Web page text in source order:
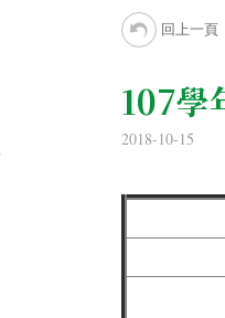
回上一頁
107學
2018-10-15